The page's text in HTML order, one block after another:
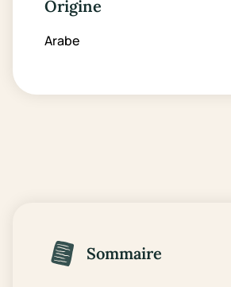
Origine
Arabe
Sommaire